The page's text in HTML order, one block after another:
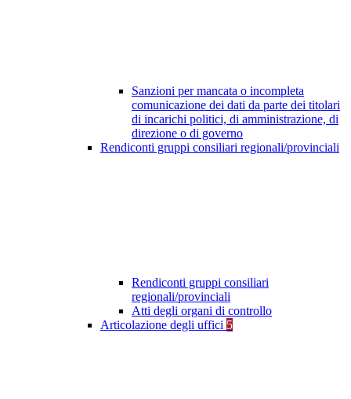
Sanzioni per mancata o incompleta
comunicazione dei dati da parte dei titolari
di incarichi politici, di amministrazione, di
direzione o di governo
Rendiconti gruppi consiliari regionali/provinciali
Rendiconti gruppi consiliari
regionali/provinciali
Atti degli organi di controllo
Articolazione degli uffici 5